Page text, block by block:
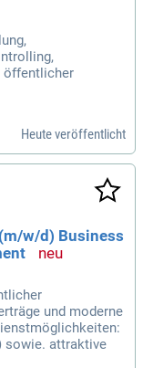
öffentlicher
Heute veröffentlicht
w/d) Business
und moderne
sowie. attraktive